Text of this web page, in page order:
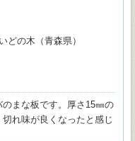
どの木（青森県）
まな板です。厚さ15㎜の
れ味が良くなったと感じ